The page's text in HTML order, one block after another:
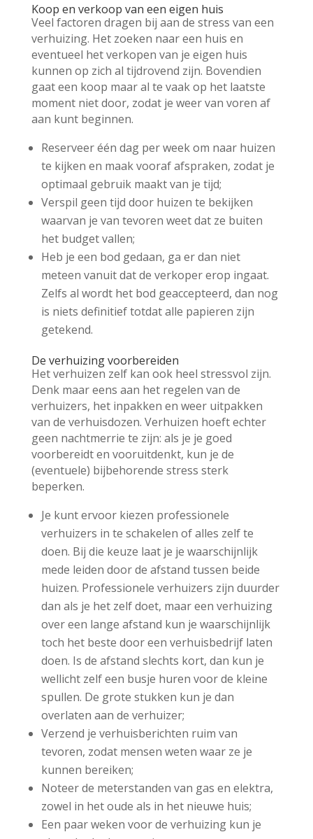
Koop en verkoop van een eigen huis
Veel factoren dragen bij aan de stress van een
verhuizing. Het zoeken naar een huis en
eventueel het verkopen van je eigen huis
kunnen op zich al tijdrovend zijn. Bovendien
gaat een koop maar al te vaak op het laatste
moment niet door, zodat je weer van voren af
aan kunt beginnen.
Reserveer één dag per week om naar huizen
te kijken en maak vooraf afspraken, zodat je
optimaal gebruik maakt van je tijd;
Verspil geen tijd door huizen te bekijken
waarvan je van tevoren weet dat ze buiten
het budget vallen;
Heb je een bod gedaan, ga er dan niet
meteen vanuit dat de verkoper erop ingaat.
Zelfs al wordt het bod geaccepteerd, dan nog
is niets definitief totdat alle papieren zijn
getekend.
De verhuizing voorbereiden
Het verhuizen zelf kan ook heel stressvol zijn.
Denk maar eens aan het regelen van de
verhuizers, het inpakken en weer uitpakken
van de verhuisdozen. Verhuizen hoeft echter
geen nachtmerrie te zijn: als je je goed
voorbereidt en vooruitdenkt, kun je de
(eventuele) bijbehorende stress sterk
beperken.
Je kunt ervoor kiezen professionele
verhuizers in te schakelen of alles zelf te
doen. Bij die keuze laat je je waarschijnlijk
mede leiden door de afstand tussen beide
huizen. Professionele verhuizers zijn duurder
dan als je het zelf doet, maar een verhuizing
over een lange afstand kun je waarschijnlijk
toch het beste door een verhuisbedrijf laten
doen. Is de afstand slechts kort, dan kun je
wellicht zelf een busje huren voor de kleine
spullen. De grote stukken kun je dan
overlaten aan de verhuizer;
Verzend je verhuisberichten ruim van
tevoren, zodat mensen weten waar ze je
kunnen bereiken;
Noteer de meterstanden van gas en elektra,
zowel in het oude als in het nieuwe huis;
Een paar weken voor de verhuizing kun je